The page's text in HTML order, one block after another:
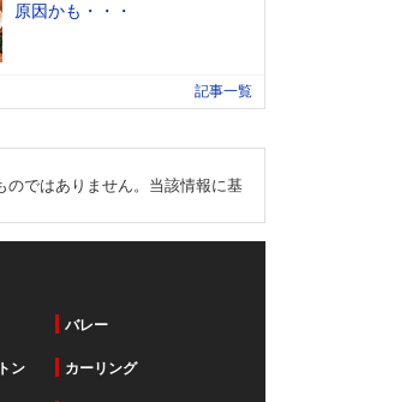
原因かも・・・
記事一覧
のではありません。当該情報に基
バレー
ン カーリング